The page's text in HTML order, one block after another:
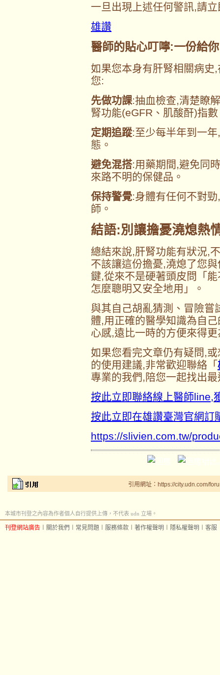
一旦出現上述任何警訊,請
雄讚
醫師的貼心叮嚀:一份給
如果您本身有肝腎相關病史
您:
先做功課:抽血檢查,清楚瞭
腎功能(eGFR、肌酸酐)指
定期追蹤:至少每半年到一
態。
避免混搭:用藥期間,避免同
來路不明的保健品。
保持警覺:身體有任何不對
師。
結語:別讓擔憂澆熄熱
總結來說,肝腎功能有狀況,
不該讓這份擔憂,澆熄了您
鍵,從來不是硬著頭皮問「
怎麼聰明又安全地用」。
與其自己胡亂猜測、冒險嘗
體,用正確的醫學知識為自
心感,遠比一時的方便來得
如果您看完文章仍有疑問,
的使用建議,非常歡迎聯絡「
專業的我們,陪您一起找出
按此立即聯絡線上醫師line,
按此立即在雄讚臺灣官網訂
https://slivien.com.tw/
引用網址：https://city.udn.com/
本城市刊登之內容為作者個人自行提供上傳，不代表 udn 立場。
刊登網站廣告 關於我們 常見問題 服務條款 著作權聲明 隱私權聲明 客服